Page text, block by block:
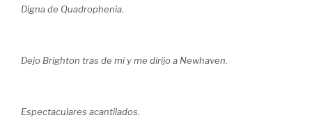
Digna de Quadrophenia.
Dejo Brighton tras de mí y me dirijo a Newhaven.
Espectaculares acantilados.